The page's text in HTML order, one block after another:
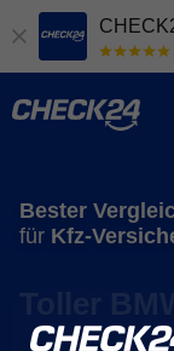
Bester
für Kfz-
Toller